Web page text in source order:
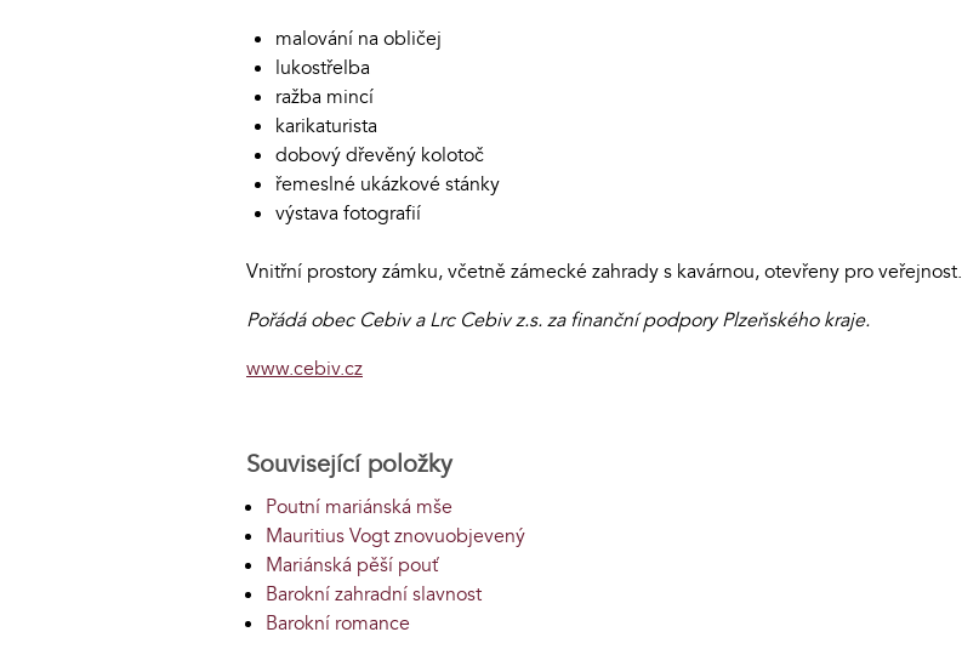
malování na obličej
lukostřelba
ražba mincí
karikaturista
dobový dřevěný kolotoč
řemeslné ukázkové stánky
výstava fotografií
Vnitřní prostory zámku, včetně zámecké zahrady s kavárnou, otevřeny pro veřejnost.
Pořádá obec Cebiv a Lrc Cebiv z.s. za finanční podpory Plzeňského kraje.
www.cebiv.cz
Související položky
Poutní mariánská mše
Mauritius Vogt znovuobjevený
Mariánská pěší pouť
Barokní zahradní slavnost
Barokní romance